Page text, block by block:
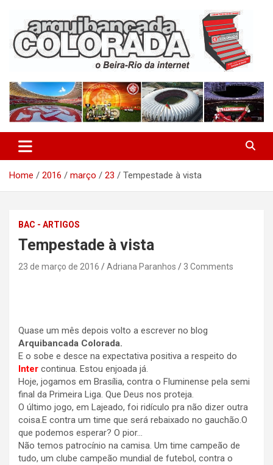
content
Arquibancada Colorada
Home 2016 março 23 Tempestade à vista
BAC - ARTIGOS
Tempestade à vista
23 de março de 2016 Adriana Paranhos 3 Comments
Quase um mês depois volto a escrever no blog
Arquibancada Colorada.
E o sobe e desce na expectativa positiva a respeito do
Inter continua. Estou enjoada já.
Hoje, jogamos em Brasília, contra o Fluminense pela semi
final da Primeira Liga. Que Deus nos proteja.
O último jogo, em Lajeado, foi ridículo pra não dizer outra
coisa.E contra um time que será rebaixado no gauchão.O
que podemos esperar? O pior…
Não temos patrocínio na camisa. Um time campeão de
tudo, um clube campeão mundial de futebol, contra o